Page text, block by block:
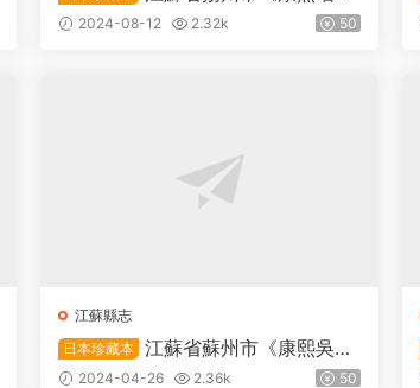
儀征縣志》十二卷 清 馬章玉纂修P
2024-08-12 2.32k 50
江蘇縣志
日本珍藏本 江蘇省蘇州市《康熙吳江
縣志》四十六卷首一卷 清 郭琇修 葉
2024-04-26 2.36k 50